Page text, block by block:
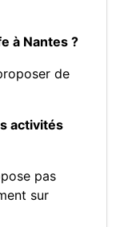
à Nantes ?
de
activités
pas
sur